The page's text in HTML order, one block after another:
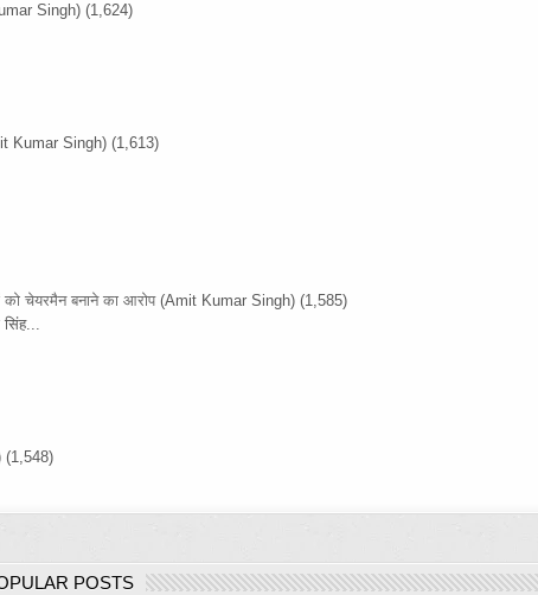
Singh) (1,624)
Kumar Singh) (1,613)
को चेयरमैन बनाने का आरोप (Amit Kumar Singh) (1,585)
सिंह...
(1,548)
POSTS